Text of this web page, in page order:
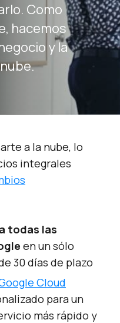
Como
hacemos
y la
a la nube, lo
integrales
todas las
en un sólo
30 días de plazo
Cloud
para un
más rápido y